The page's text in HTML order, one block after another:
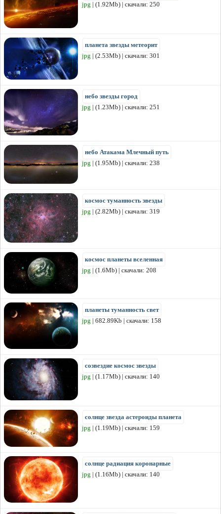
jpg | (1.92Mb) | скачали: 250
планета звезды метеорит
jpg | (2.53Mb) | скачали: 301
небо звезды город
jpg | (1.23Mb) | скачали: 251
небо Атакама Млечный путь
jpg | (1.95Mb) | скачали: 238
космос туманность звезды
jpg | (2.82Mb) | скачали: 319
космос планеты вселенная
jpg | (1.6Mb) | скачали: 208
планеты туманность свет
jpg | 682.89Kb | скачали: 158
созвездие космос звезды
jpg | (1.17Mb) | скачали: 140
солнце звезда астероиды планета
jpg | (1.19Mb) | скачали: 159
солнце радиация коронарные
jpg | (1.16Mb) | скачали: 140